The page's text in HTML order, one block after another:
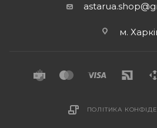
м.
ПОЛІТИКА